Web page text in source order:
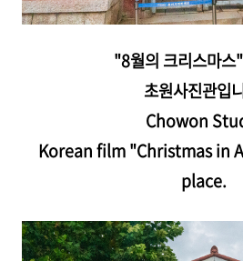
"8월의 크리스마스
초원사진관입
Chowon
Korean film "Christmas in
place.